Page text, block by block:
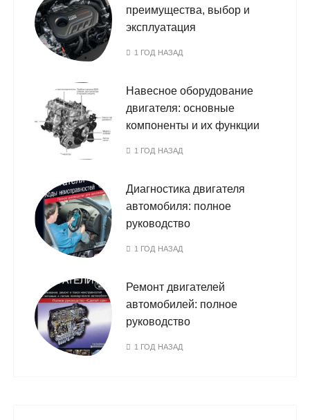
преимущества, выбор и
эксплуатация
1 ГОД НАЗАД
Навесное оборудование
двигателя: основные
компоненты и их функции
1 ГОД НАЗАД
Диагностика двигателя
автомобиля: полное
руководство
1 ГОД НАЗАД
Ремонт двигателей
автомобилей: полное
руководство
1 ГОД НАЗАД